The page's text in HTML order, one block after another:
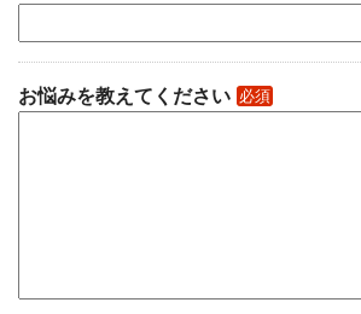
お悩みを教えてください 必須